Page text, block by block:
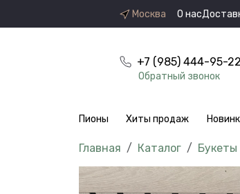
Москва О нас
+7 (985) 444-95-22
Обратный звонок
Пионы Хиты продаж
Каталог Букеты